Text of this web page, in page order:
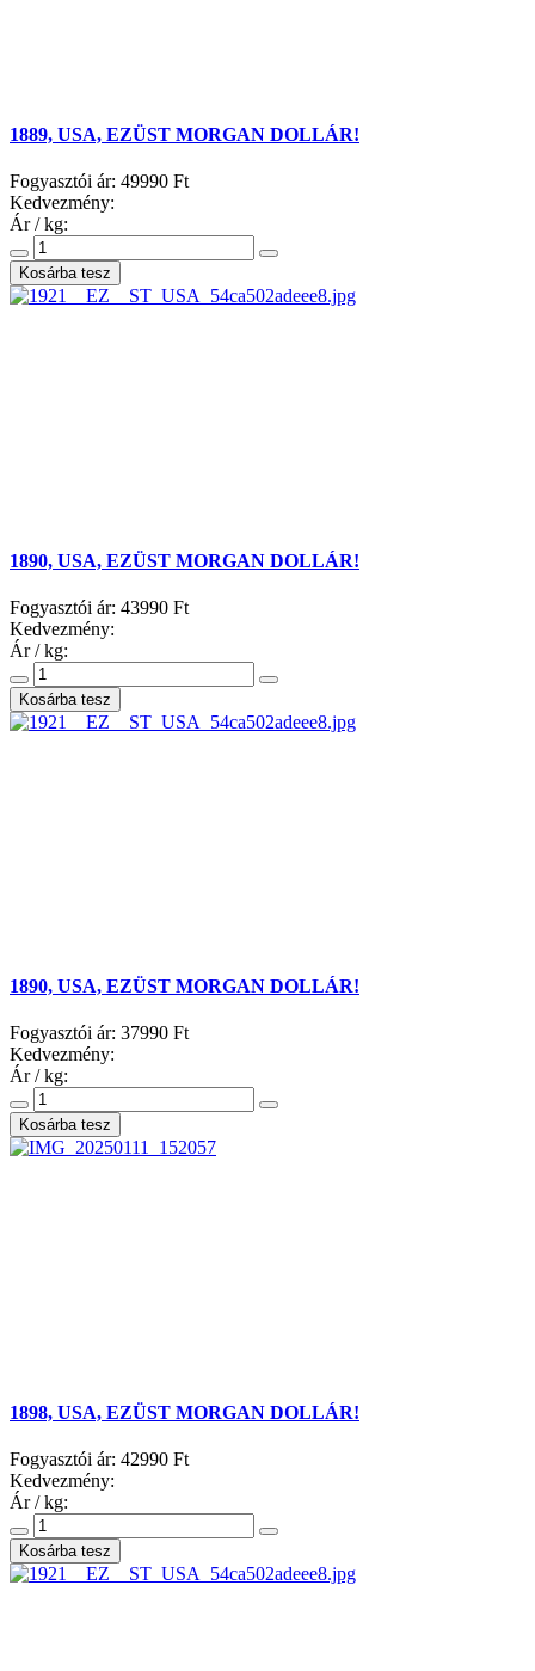
1889, USA, EZÜST MORGAN DOLLÁR!
Fogyasztói ár: 49990 Ft
Kedvezmény:
Ár / kg:
1890, USA, EZÜST MORGAN DOLLÁR!
Fogyasztói ár: 43990 Ft
Kedvezmény:
Ár / kg:
1890, USA, EZÜST MORGAN DOLLÁR!
Fogyasztói ár: 37990 Ft
Kedvezmény:
Ár / kg:
1898, USA, EZÜST MORGAN DOLLÁR!
Fogyasztói ár: 42990 Ft
Kedvezmény:
Ár / kg: